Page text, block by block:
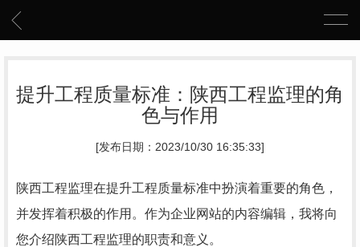
提升工程质量标准：陕西工程监理的角
色与作用
[发布日期：2023/10/30 16:35:33]
陕西工程监理在提升工程质量标准中扮演着重要的角色，
并发挥着积极的作用。作为企业网站的内容编辑，我将向
您介绍陕西工程监理的职责和意义。